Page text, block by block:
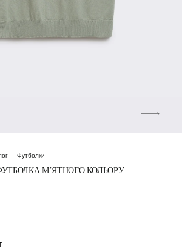
Футболки
М’ЯТНОГО КОЛЬОРУ